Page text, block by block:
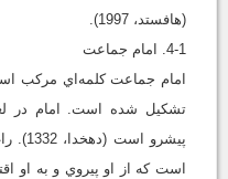
(هافستد، 1997).
4-1. امام جماعت
امام جماعت کلمه‌اي مرکب
تشکيل شده است. امام در
است که از او پيروي و به او